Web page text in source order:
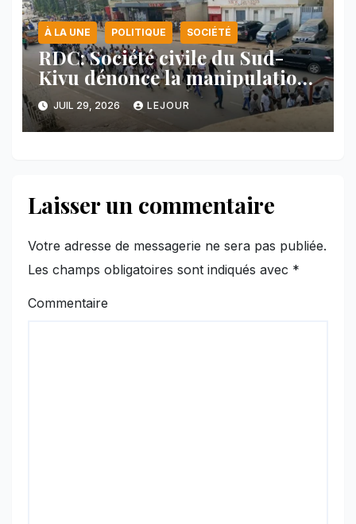
À LA UNE POLITIQUE SOCIÉTÉ
RDC: Société civile du Sud-
Kivu dénonce la manipulation
des manifestations par
l’AFC/M23
JUIL 29, 2026 LEJOUR
Laisser un commentaire
Votre adresse de messagerie ne sera pas publiée.
Les champs obligatoires sont indiqués avec *
Commentaire